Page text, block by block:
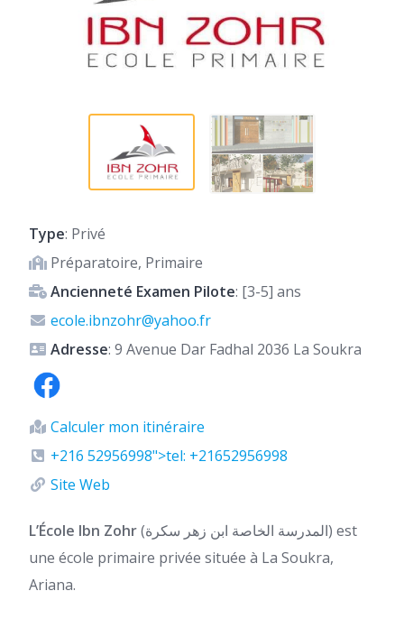
Type: Privé
Préparatoire, Primaire
Ancienneté Examen Pilote: [3-5] ans
ecole.ibnzohr@yahoo.fr
Adresse: 9 Avenue Dar Fadhal 2036 La Soukra
Calculer mon itinéraire
+216 52956998">tel: +21652956998
Site Web
L’École Ibn Zohr(المدرسة الخاصة ابن زهر سكرة) est
une école primaire privée située à La Soukra,
Ariana.